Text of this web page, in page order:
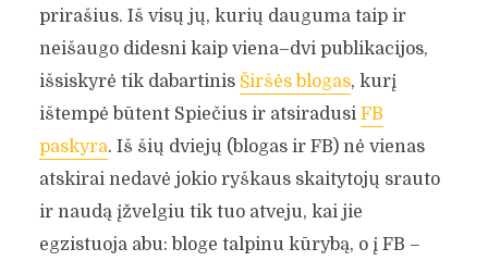
prirašius. Iš visų jų, kurių dauguma taip ir
neišaugo didesni kaip viena–dvi publikacijos,
išsiskyrė tik dabartinis Širšės blogas, kurį
ištempė būtent Spiečius ir atsiradusi FB
paskyra. Iš šių dviejų (blogas ir FB) nė vienas
atskirai nedavė jokio ryškaus skaitytojų srauto
ir naudą įžvelgiu tik tuo atveju, kai jie
egzistuoja abu: bloge talpinu kūrybą, o į FB –